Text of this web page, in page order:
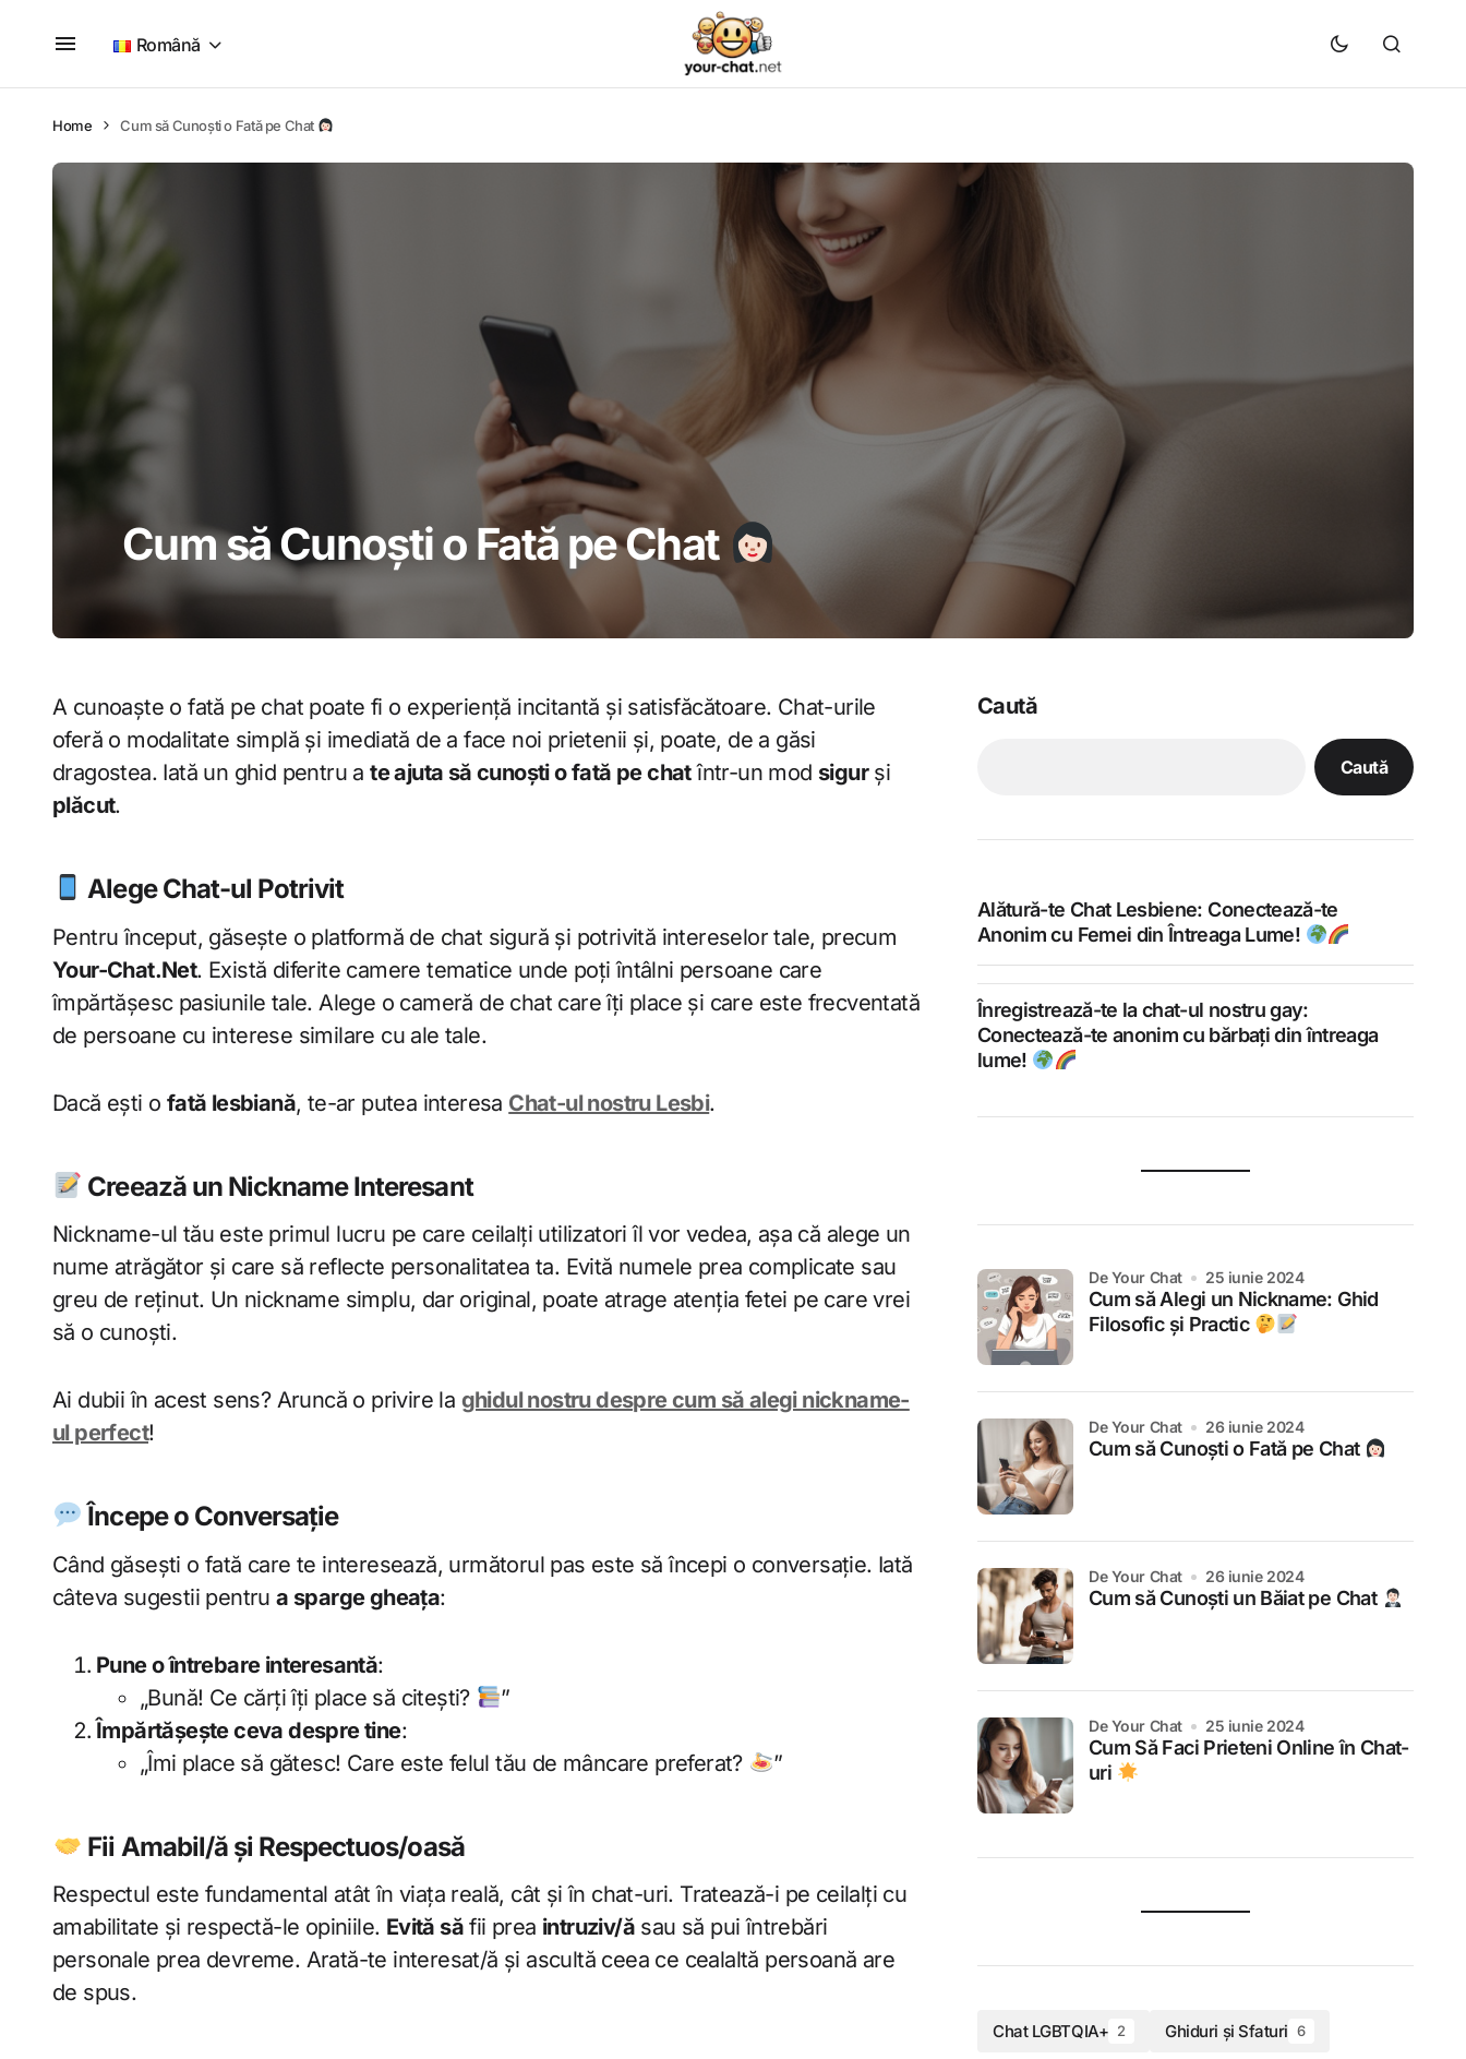
Română
Home Cum să Cunoști o Fată pe Chat
Cum să Cunoști o Fată pe Chat
A cunoaște o fată pe chat poate fi o experiență incitantă și satisfăcătoare. Chat-urile
oferă o modalitate simplă și imediată de a face noi prietenii și, poate, de a găsi
dragostea. Iată un ghid pentru ate ajuta să cunoști o fată pe chatîntr-un mod sigurși
plăcut.
Alege Chat-ul Potrivit
Pentru început, găsește o platformă de chat sigură și potrivită intereselor tale, precum
Your-Chat.Net. Există diferite camere tematice unde poți întâlni persoane care
împărtășesc pasiunile tale. Alege o cameră de chat care îți place și care este frecventată
de persoane cu interese similare cu ale tale.
Dacă ești o fată lesbiană, te-ar putea interesa Chat-ul nostru Lesbi.
Creează un Nickname Interesant
Nickname-ul tău este primul lucru pe care ceilalți utilizatori îl vor vedea, așa că alege un
nume atrăgător și care să reflecte personalitatea ta. Evită numele prea complicate sau
greu de reținut. Un nickname simplu, dar original, poate atrage atenția fetei pe care vrei
să o cunoști.
Ai dubii în acest sens? Aruncă o privire la ghidul nostru despre cum să alegi nickname-
ul perfect!
Începe o Conversație
Când găsești o fată care te interesează, următorul pas este să începi o conversație. Iată
câteva sugestii pentrua sparge gheața:
Pune o întrebare interesantă:
„Bună! Ce cărți îți place să citești?
”
Împărtășește ceva despre tine:
„Îmi place să gătesc! Care este felul tău de mâncare preferat?
”
Fii Amabil/ă și Respectuos/oasă
Respectul este fundamental atât în viața reală, cât și în chat-uri. Tratează-i pe ceilalți cu
amabilitate și respectă-le opiniile. Evită să fii prea intruziv/ă sau să pui întrebări
personale prea devreme. Arată-te interesat/ă și ascultă ceea ce cealaltă persoană are
de spus.
Caută
Caută
Alătură-te Chat Lesbiene: Conectează-te
Anonim cu Femei din Întreaga Lume!
Înregistrează-te la chat-ul nostru gay:
Conectează-te anonim cu bărbați din întreaga
lume!
Cum să Alegi un Nickname: Ghid
Filosofic și Practic
de Your Chat 25 iunie 2024
Cum să Cunoști o Fată pe Chat
de Your Chat 26 iunie 2024
Cum să Cunoști un Băiat pe Chat
de Your Chat 26 iunie 2024
Cum Să Faci Prieteni Online în Chat-
uri
de Your Chat 25 iunie 2024
Chat LGBTQIA+ 2 Ghiduri și Sfaturi 6